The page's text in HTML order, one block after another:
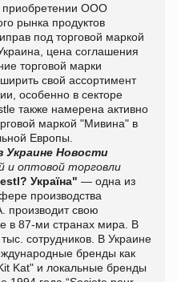
приобретении ООО
рынка продуктов
под торговой маркой
цена соглашения
торговой марки
свой ассортимент
особенно в секторе
также намерена активно
маркой "Мивина" в
Европы.
Украине Новости
и оптовой торговли
Україна" — одна из
производства
производит свою
в 87-ми странах мира. В
сотрудников. В Украине
бренды как
Kat" и локальные бренды